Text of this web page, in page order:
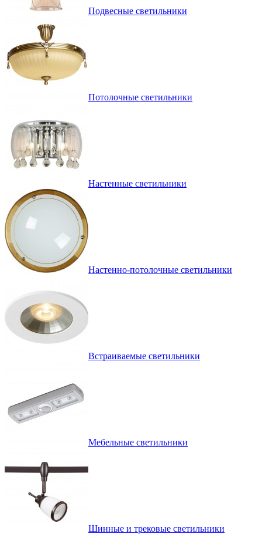
Подвесные светильники
Потолочные светильники
Настенные светильники
Настенно-потолочные светильники
Встраиваемые светильники
Мебельные светильники
Шинные и трековые светильники